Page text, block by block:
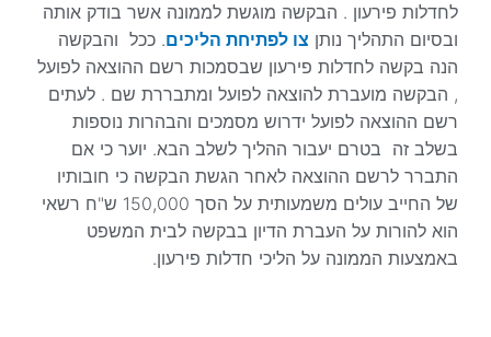
לחדלות פירעון . הבקשה מוגשת לממונה אשר בודק אותה
ובסיום התהליך נותן צו לפתיחת הליכים. ככל והבקשה
הנה בקשה לחדלות פירעון שבסמכות רשם ההוצאה לפועל
, הבקשה מועברת להוצאה לפועל ומתבררת שם . לעתים
רשם ההוצאה לפועל ידרוש מסמכים והבהרות נוספות
בשלב זה בטרם יעבור ההליך לשלב הבא. יוער כי אם
התברר לרשם ההוצאה לאחר הגשת הבקשה כי חובותיו
של החייב עולים משמעותית על הסך 150,000 ש"ח רשאי
הוא להורות על העברת הדיון בבקשה לבית המשפט
באמצעות הממונה על הליכי חדלות פירעון.